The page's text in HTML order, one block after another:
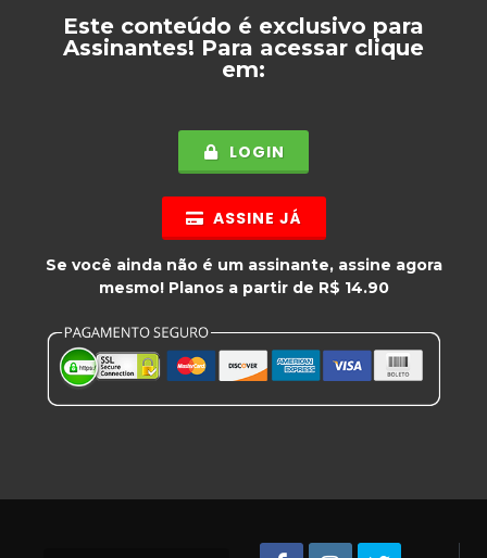
Este conteúdo é exclusivo para
Assinantes! Para acessar clique
em:
LOGIN
ASSINE JÁ
Se você ainda não é um assinante, assine agora
mesmo! Planos a partir de R$ 14.90